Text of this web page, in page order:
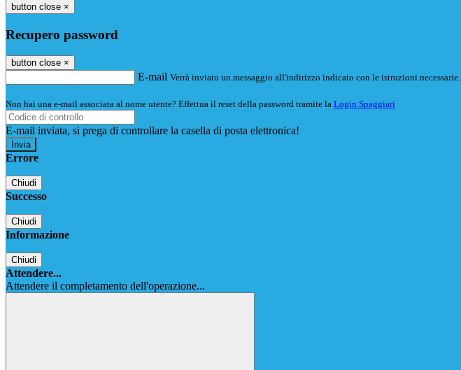
button close ×
Recupero password
button close ×
E-mail Verrà inviato un messaggio all'indirizzo indicato con le istruzioni necessarie.
Non hai una e-mail associata al nome utente? Effettua il reset della password tramite la Login Spaggiari
E-mail inviata, si prega di controllare la casella di posta elettronica!
Errore
Chiudi
Successo
Chiudi
Informazione
Chiudi
Attendere...
Attendere il completamento dell'operazione...